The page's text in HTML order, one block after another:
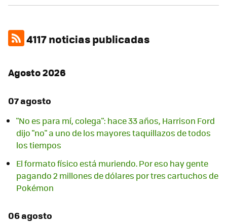
4117 noticias publicadas
Agosto 2026
07 agosto
"No es para mí, colega": hace 33 años, Harrison Ford
dijo "no" a uno de los mayores taquillazos de todos
los tiempos
El formato físico está muriendo. Por eso hay gente
pagando 2 millones de dólares por tres cartuchos de
Pokémon
06 agosto